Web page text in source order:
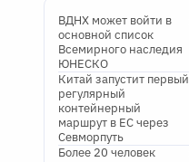
ВДНХ может войти в
основной список
Всемирного наследия
ЮНЕСКО
Китай запустит первый
регулярный
контейнерный
маршрут в ЕС через
Севморпуть
Более 20 человек